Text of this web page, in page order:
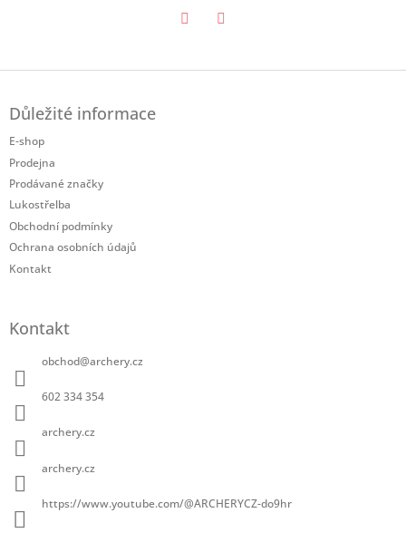
Důležité informace
E-shop
Prodejna
Prodávané značky
Lukostřelba
Obchodní podmínky
Ochrana osobních údajů
Kontakt
Kontakt
obchod@archery.cz
602 334 354
archery.cz
archery.cz
https://www.youtube.com/@ARCHERYCZ-do9hr